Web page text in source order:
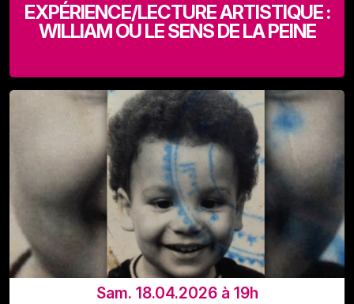
EXPÉRIENCE/LECTURE ARTISTIQUE :
WILLIAM OU LE SENS DE LA PEINE
Recyclart (Rue de Manchester 13-15 - 1080 Bruxelles)
Sam. 18.04.2026 à 19h